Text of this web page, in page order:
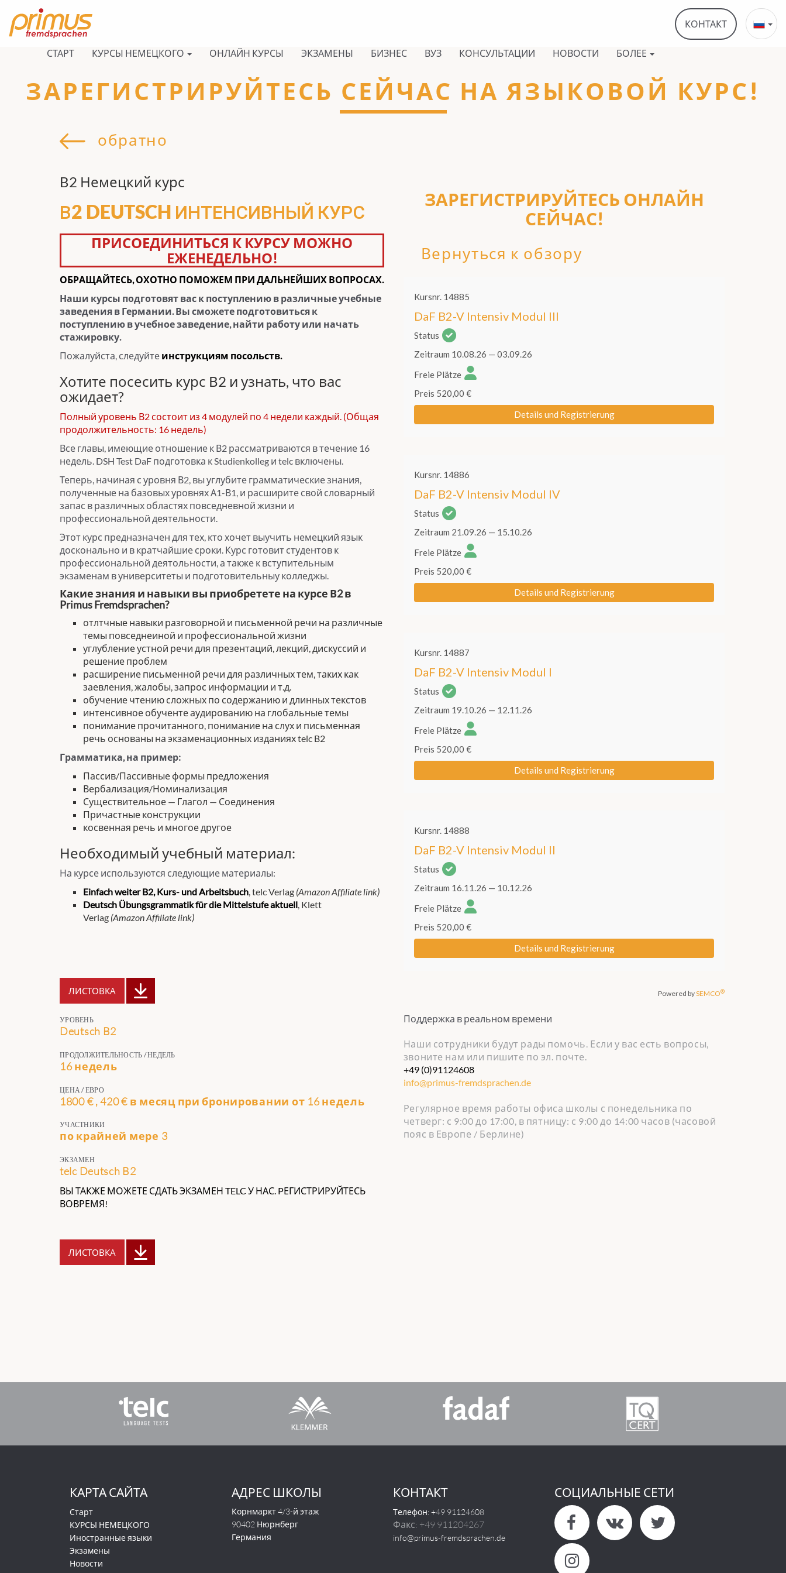
КОНТАКТ
СТАРТ КУРСЫ НЕМЕЦКОГО ОНЛАЙН КУРСЫ ЭКЗАМЕНЫ БИЗНЕС ВУЗ КОНСУЛЬТАЦИИ НОВОСТИ БОЛЕЕ
ЗАРЕГИСТРИРУЙТЕСЬ СЕЙЧАС НА ЯЗЫКОВОЙ КУРС!
обратно
B2 Немецкий курс
В2 DEUTSCH ИНТЕНСИВНЫЙ КУРС
ПРИСОЕДИНИТЬСЯ К КУРСУ МОЖНО
ЕЖЕНЕДЕЛЬНО!
ОБРАЩАЙТЕСЬ, ОХОТНО ПОМОЖЕМ ПРИ ДАЛЬНЕЙШИХ ВОПРОСАХ.
Наши курсы подготовят вас к поступлению в различные учебные
заведения в Германии. Вы сможете подготовиться к
поступлению в учебное заведение, найти работу или начать
стажировку.
Пожалуйста, следуйте инструкциям посольств.
Хотите посесить курс В2 и узнать, что вас
ожидает?
Полный уровень В2 состоит из 4 модулей по 4 недели каждый. (Общая
продолжительность: 16 недель)
Все главы, имеющие отношение к В2 рассматриваются в течение 16
недель. DSH Test DaF подготовка к Studienkolleg и telc включены.
Теперь, начиная с уровня В2, вы углубите грамматические знания,
полученные на базовых уровнях А1-В1, и расширите свой словарный
запас в различных областях повседневной жизни и
профессиональной деятельности.
Этот курс предназначен для тех, кто хочет выучить немецкий язык
досконально и в кратчайшие сроки. Курс готовит студентов к
профессиональной деятольности, а также к вступительным
экзаменам в университеты и подготовительныу колледжы.
Какие знания и навыки вы приобретете на курсе В2 в
Primus Fremdsprachen?
отлтчные навыки разговорной и письменной речи на различные
темы повседнеиной и профессиональной жизни
углубление устной речи для презентаций, лекций, дискуссий и
решение проблем
расширение письменной речи для различных тем, таких как
заевления, жалобы, запрос информации и т.д.
обучение чтению сложных по содержанию и длинных текстов
интенсивное обученте аудированию на глобальные темы
понимание прочитанного, понимание на слух и письменная
речь основаны на экзаменационных изданиях telc B2
Грамматика, на пример:
Пассив/Пассивные формы предложения
Вербализация/Номинализация
Существительное — Глагол — Соединения
Причастные конструкции
косвенная речь и многое другое
Необходимый учебный материал:
На курсе используются следующие материалы:
Einfach weiter B2, Kurs- und Arbeitsbuch, telc Verlag (Amazon Affiliate link)
Deutsch Übungsgrammatik für die Mittelstufe aktuell, Klett
Verlag (Amazon Affiliate link)
ЛИСТОВКА
УРОВЕНЬ
Deutsch B2
ПРОДОЛЖИТЕЛЬНОСТЬ / НЕДЕЛЬ
16 недель
ЦЕНА / ЕВРО
1800 € , 420 € в месяц при бронировании от 16 недель
УЧАСТНИКИ
по крайней мере 3
ЭКЗАМЕН
telc Deutsch B2
ВЫ ТАКЖЕ МОЖЕТЕ СДАТЬ ЭКЗАМЕН TELC У НАС. PЕГИСТРИРУЙТЕСЬ
ВОВРЕМЯ!
ЛИСТОВКА
ЗАРЕГИСТРИРУЙТЕСЬ ОНЛАЙН
СЕЙЧАС!
Вернуться к обзору
Поддержка в реальном времени
Наши сотрудники будут рады помочь. Если у вас есть вопросы,
звоните нам или пишите по эл. почте.
+49 (0)91124608
info@primus-fremdsprachen.de
Регулярное время работы офиса школы с понедельника по
четверг: с 9:00 до 17:00, в пятницу: с 9:00 до 14:00 часов (часовой
пояс в Европе / Берлине)
КАРТА САЙТА
Старт
КУРСЫ НЕМЕЦКОГО
Иностранные языки
Экзамены
Новости
АДРЕС ШКОЛЫ
Корнмаркт 4/3-й этаж
90402 Нюрнберг
Германия
КОНТАКТ
Телефон: +49 91124608
Факс: +49 911204267
info@primus-fremdsprachen.de
СОЦИАЛЬНЫЕ СЕТИ